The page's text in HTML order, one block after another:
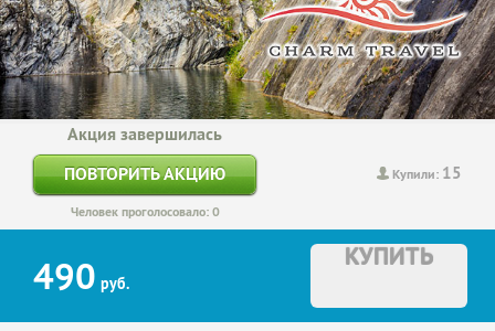
Купили: 15
Акция завершилась
ПОВТОРИТЬ АКЦИЮ
Человек проголосовало: 0
490 руб.
КУПИТЬ